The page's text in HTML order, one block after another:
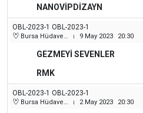
NANOVİPDİZAYN
OBL-2023-1 OBL-2023-1
Bursa Hüdavendigar (Dikkaldırım) Kapalı Spor Salonu | 9 May 2023 20:30
GEZMEYİ SEVENLER
RMK
OBL-2023-1 OBL-2023-1
Bursa Hüdavendigar (Dikkaldırım) Kapalı Spor Salonu | 2 May 2023 20:30